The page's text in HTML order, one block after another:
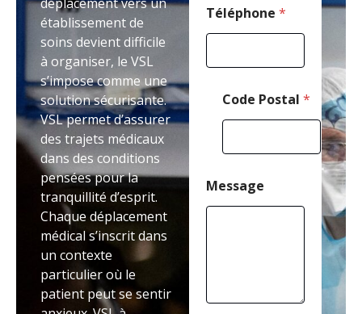
déplacement vers un
établissement de
soins devient difficile
à organiser, le VSL
s’impose comme une
solution sécurisante.
VSL permet d’assurer
des trajets médicaux
dans des conditions
pensées pour la
tranquillité d’esprit.
Chaque déplacement
médical s’inscrit dans
un contexte
particulier où le
patient peut se sentir
Téléphone *
Code Postal *
d
Message